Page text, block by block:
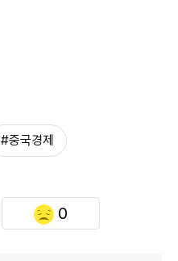
#중국경제
0